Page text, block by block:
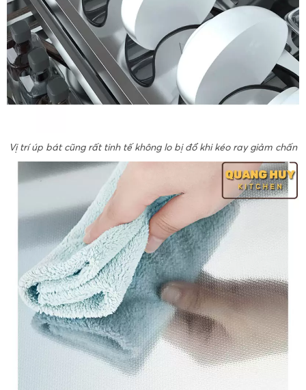
Vị trí úp bát cũng rất tinh tế không lo bị đổ khi kéo ray giảm chấn